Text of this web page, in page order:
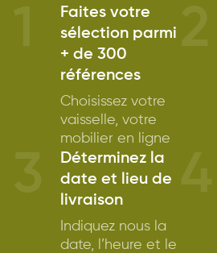
Faites votre
sélection parmi
+ de 300
références
Choisissez votre
vaisselle, votre
mobilier en ligne
Déterminez la
date et lieu de
livraison
Indiquez nous la
date, l’heure et le